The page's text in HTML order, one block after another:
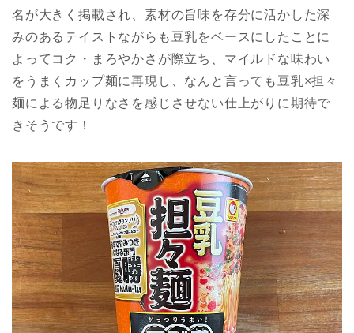
名が大きく掲載され、素材の旨味を存分に活かした深
みのあるテイストながらも豆乳をベースにしたことに
よってコク・まろやかさが際立ち、マイルドな味わい
をうまくカップ麺に再現し、なんと言っても豆乳×担々
麺による物足りなさを感じさせない仕上がりに期待で
きそうです！